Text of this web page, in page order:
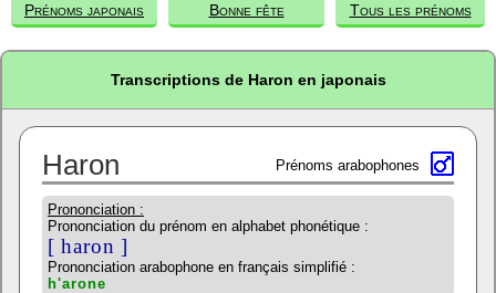
Prénoms japonais Bonne fête Tous les prénoms
Transcriptions de Haron en japonais
Haron Prénoms arabophones
Prononciation :
Prononciation du prénom en alphabet phonétique :
[ haron ]
Prononciation arabophone en français simplifié :
h'arone